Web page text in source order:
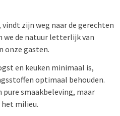
zijn weg naar de gerechten
we de natuur letterlijk van
onze gasten.
en keuken minimaal is,
optimaal behouden.
smaakbeleving, maar
milieu.